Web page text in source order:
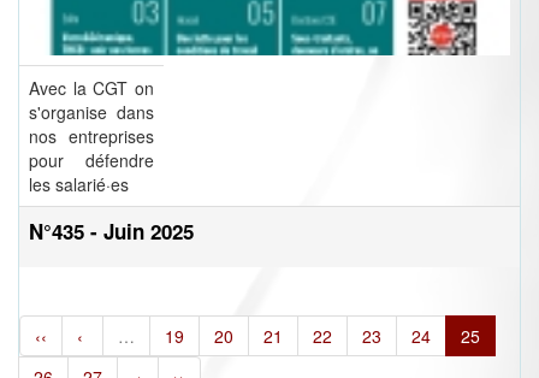
Avec la CGT on
s'organise dans
nos entreprises
pour défendre
les salarié·es
N°435 - Juin 2025
‹‹ ‹ … 19 20 21 22 23 24
25